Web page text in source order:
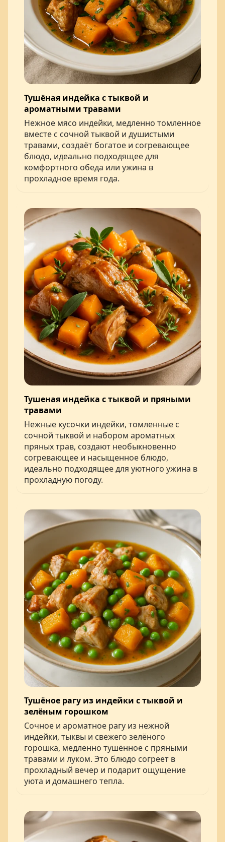
Тушёная индейка с тыквой и
ароматными травами
Нежное мясо индейки, медленно томленное
вместе с сочной тыквой и душистыми
травами, создаёт богатое и согревающее
блюдо, идеально подходящее для
комфортного обеда или ужина в
прохладное время года.
Тушеная индейка с тыквой и пряными
травами
Нежные кусочки индейки, томленные с
сочной тыквой и набором ароматных
пряных трав, создают необыкновенно
согревающее и насыщенное блюдо,
идеально подходящее для уютного ужина в
прохладную погоду.
Тушёное рагу из индейки с тыквой и
зелёным горошком
Сочное и ароматное рагу из нежной
индейки, тыквы и свежего зелёного
горошка, медленно тушённое с пряными
травами и луком. Это блюдо согреет в
прохладный вечер и подарит ощущение
уюта и домашнего тепла.